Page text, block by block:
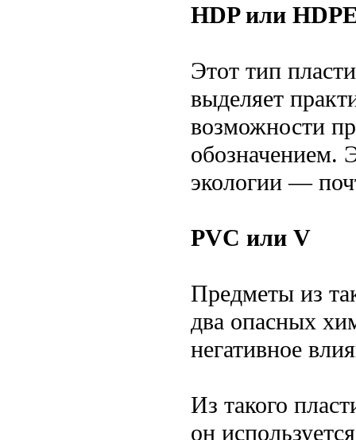
HDP или
Этот тип
выделяет
возможности
обозначением.
экологии —
PVC или V
Предметы из
два опасных
негативное
Из такого
он